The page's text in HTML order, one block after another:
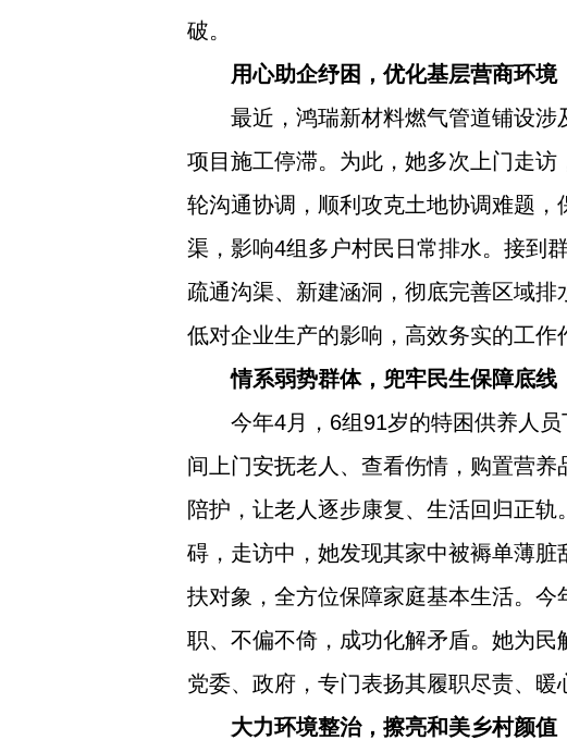
破。
用心助企纾困，优化基层营商环境
最近，鸿瑞新材料燃气管道铺设
项目施工停滞。为此，她多次上门走
轮沟通协调，顺利攻克土地协调难题
渠，影响4组多户村民日常排水。接到
疏通沟渠、新建涵洞，彻底完善区域
低对企业生产的影响，高效务实的工作
情系弱势群体，兜牢民生保障底线
今年4月，6组91岁的特困供养人
间上门安抚老人、查看伤情，购置营
陪护，让老人逐步康复、生活回归正
碍，走访中，她发现其家中被褥单薄
扶对象，全方位保障家庭基本生活。
职、不偏不倚，成功化解矛盾。她为
党委、政府，专门表扬其履职尽责、暖
大力环境整治，擦亮和美乡村颜值